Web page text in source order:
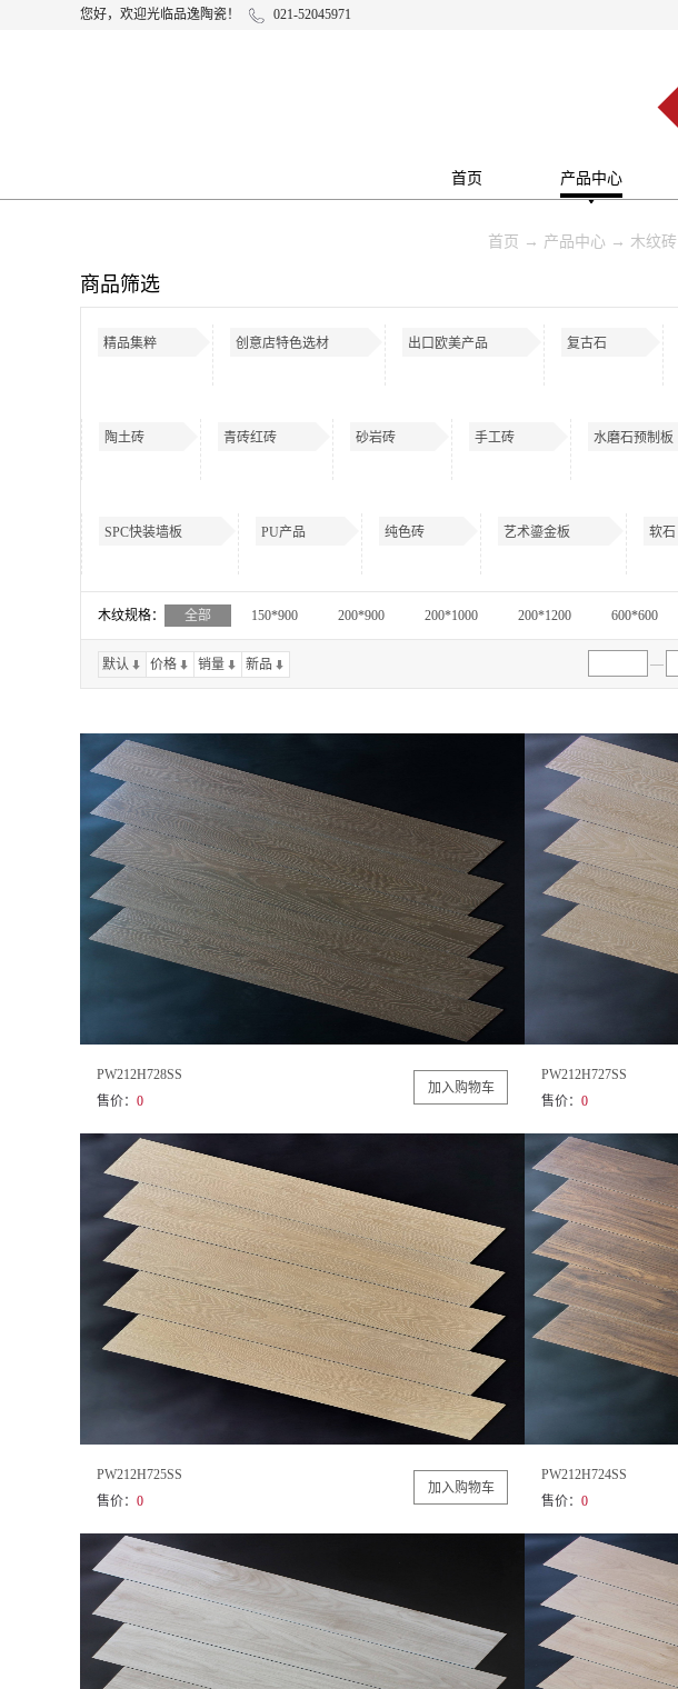
您好，欢迎光临品逸陶瓷！ 021-52045971
首页 产品中心
首页 → 产品中心 → 木纹砖
商品筛选
精品集粹 创意店特色选材 出口欧美产品 复古石
陶土砖 青砖红砖 砂岩砖 手工砖 水磨石预制板
SPC快装墙板 PU产品 纯色砖 艺术鎏金板 软石
木纹规格： 全部 150*900 200*900 200*1000 200*1200 600*600
默认 价格 销量 新品 —
PW212H728SS
售价： 0
PW212H727SS
售价： 0
PW212H725SS
售价： 0
PW212H724SS
售价： 0